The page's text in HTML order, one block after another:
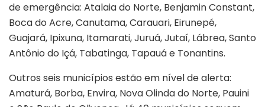
de emergência: Atalaia do Norte, Benjamin Constant,
Boca do Acre, Canutama, Carauari, Eirunepé,
Guajará, Ipixuna, Itamarati, Juruá, Jutaí, Lábrea, Santo
Antônio do Içá, Tabatinga, Tapauá e Tonantins.
Outros seis municípios estão em nível de alerta:
Amaturá, Borba, Envira, Nova Olinda do Norte, Pauini